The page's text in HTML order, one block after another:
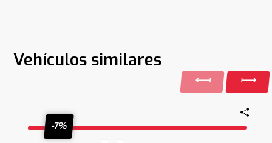
Vehículos similares
-7%